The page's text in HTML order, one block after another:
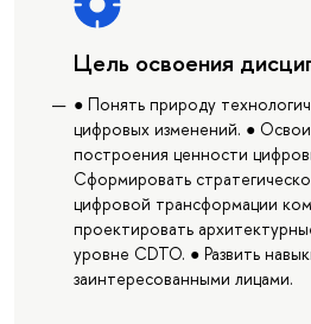
Цель освоения
● Понять природу
цифровых изменений. ●
построения ценности
Сформировать
цифровой трансформации
проектировать
уровне CDTO. ● Развить
заинтересованными лицами.